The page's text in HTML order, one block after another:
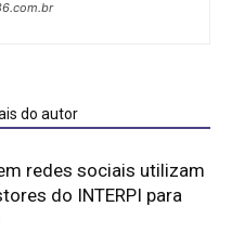
do autor
redes sociais utilizam
do INTERPI para